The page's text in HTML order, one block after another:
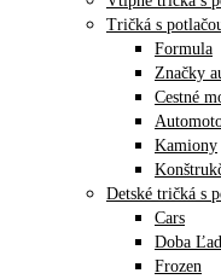
Tričká s
Formula
Značky
Cestné
Kamiony
Detské tričká s
Cars
Doba
Frozen